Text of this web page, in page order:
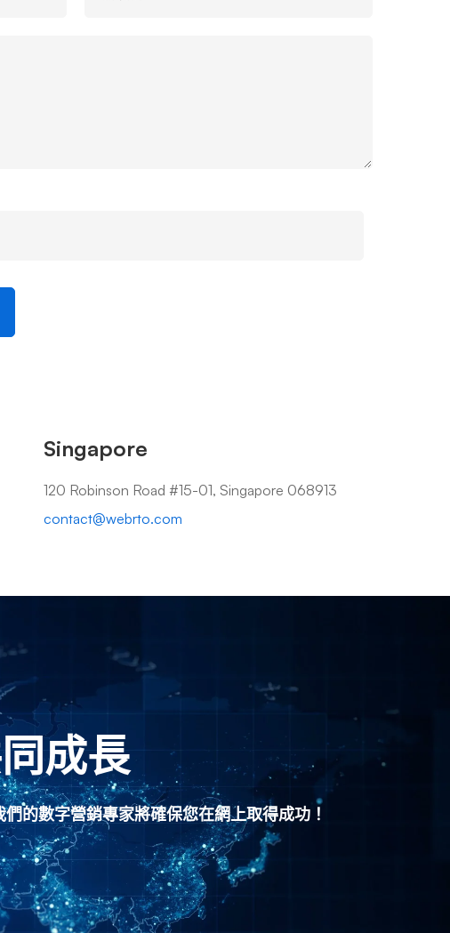
Singapore
120 Robinson Road #15-01, Singapore 068913
contact@webrto.com
成長
的數字營銷專家將確保您在網上取得成功！